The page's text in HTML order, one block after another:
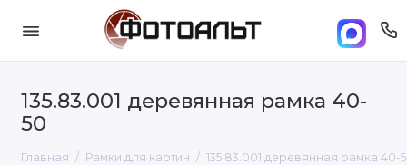
135.83.001 деревянная рамка 40-
50
Главная Рамки для картин 135.83.001 деревянная рамка 40-